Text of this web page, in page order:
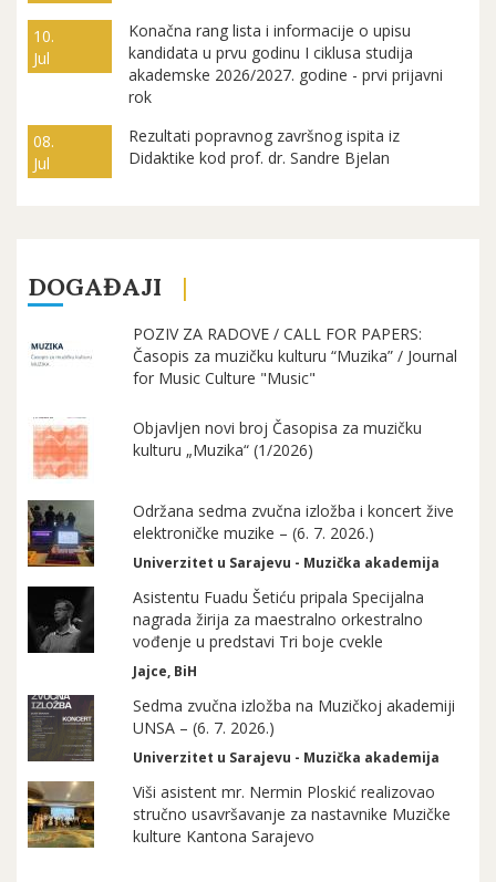
10.
Jul
Konačna rang lista i informacije o upisu
kandidata u prvu godinu I ciklusa studija
akademske 2026/2027. godine - prvi prijavni
rok
08.
Jul
Rezultati popravnog završnog ispita iz
Didaktike kod prof. dr. Sandre Bjelan
DOGAĐAJI
POZIV ZA RADOVE / CALL FOR PAPERS:
Časopis za muzičku kulturu “Muzika” / Journal
for Music Culture "Music"
Objavljen novi broj Časopisa za muzičku
kulturu „Muzika“ (1/2026)
Održana sedma zvučna izložba i koncert žive
elektroničke muzike – (6. 7. 2026.)
Univerzitet u Sarajevu - Muzička akademija
Asistentu Fuadu Šetiću pripala Specijalna
nagrada žirija za maestralno orkestralno
vođenje u predstavi Tri boje cvekle
Jajce, BiH
Sedma zvučna izložba na Muzičkoj akademiji
UNSA – (6. 7. 2026.)
Univerzitet u Sarajevu - Muzička akademija
Viši asistent mr. Nermin Ploskić realizovao
stručno usavršavanje za nastavnike Muzičke
kulture Kantona Sarajevo